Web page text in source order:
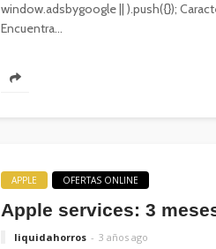
window.adsbygoogle || ).push({});
Encuentra...
APPLE OFERTAS ONLINE
Apple services: 3
liquidahorros 3 años ago